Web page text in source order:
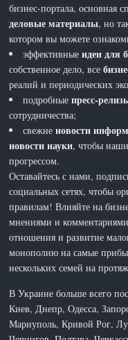
бизнес-портала, основная
деловые материалы, но
котором вы можете
эффективныеидеи для
собственное дело, все
реалий и периодических
подробныепресс-
сотрудничества;
свежиеновости
новости науки, чтобы наши
прогрессом.
Оставайтесь с нами,
социальных сетях, чтобы
правилам! Влияйте на
мнениями и
отношения и развитие
монополию на самые
нескольких семей на
В Украине больше всего
Киев, Днепр, Одесса,
Мариуполь, Кривой Рог,